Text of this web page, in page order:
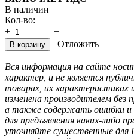
В наличии
Кол-во:
+
−
В корзину Отложить
Вся информация на сайте
характер, и не является
товарах, их
изменена производителем без
а также содержать ошибки
для предъявления каких-либо
уточняйте существенные для